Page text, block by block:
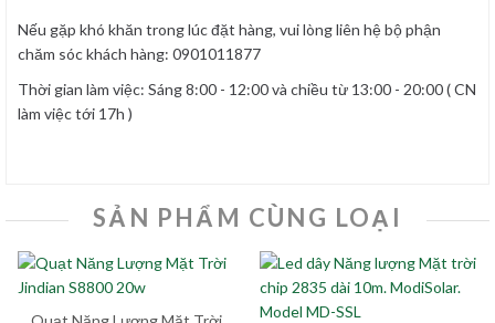
Nếu gặp khó khăn trong lúc đặt hàng, vui lòng liên hệ bộ phận
chăm sóc khách hàng: 0901011877
Thời gian làm việc: Sáng 8:00 - 12:00 và chiều từ 13:00 - 20:00 ( CN
làm việc tới 17h )
SẢN PHẨM CÙNG LOẠI